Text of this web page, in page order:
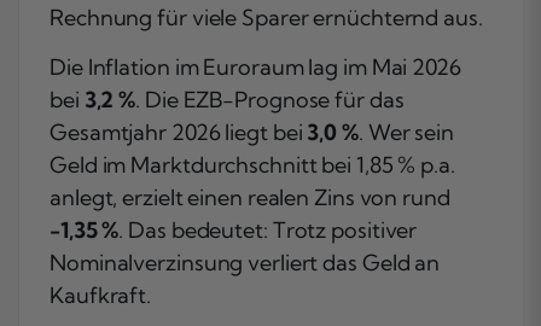
Rechnung für viele Sparer ernüchternd aus.
Die Inflation im Euroraum lag im Mai 2026
bei 3,2 %. Die EZB-Prognose für das
Gesamtjahr 2026 liegt bei 3,0 %. Wer sein
Geld im Marktdurchschnitt bei 1,85 % p.a.
anlegt, erzielt einen realen Zins von rund
−1,35 %. Das bedeutet: Trotz positiver
Nominalverzinsung verliert das Geld an
Kaufkraft.